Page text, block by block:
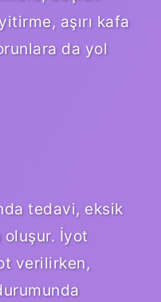
aşırı kafa
da yol
tedavi, eksik
oluşur. İyot
verilirken,